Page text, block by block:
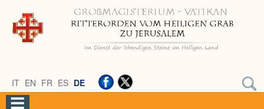
IT EN FR ES DE